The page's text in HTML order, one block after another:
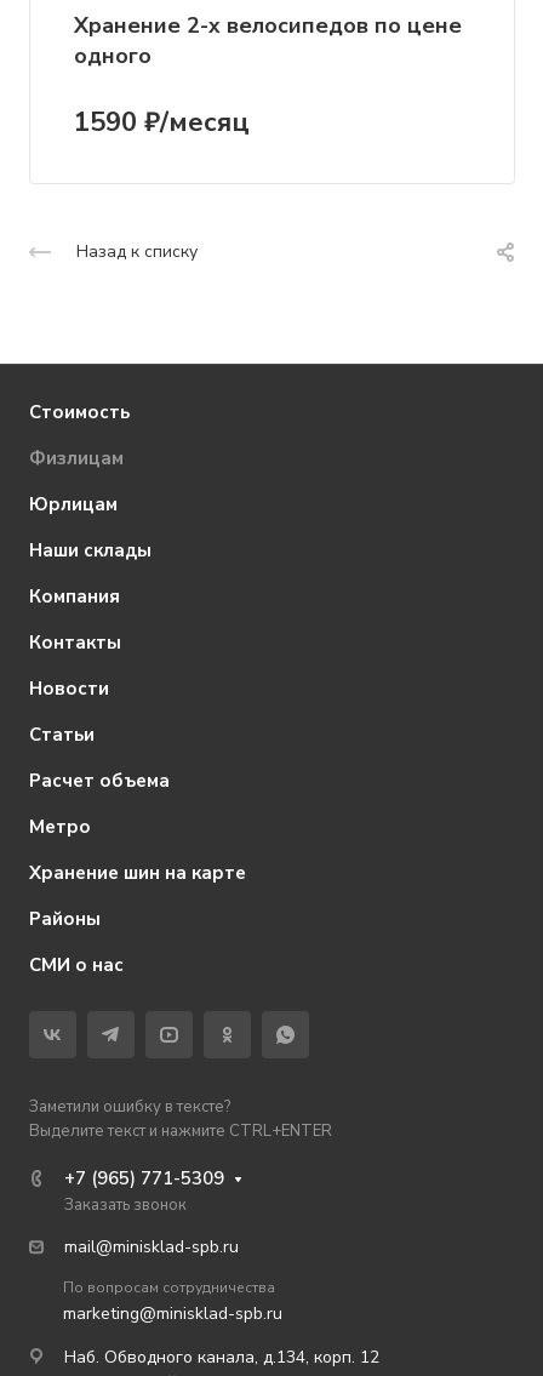
Хранение 2-х велосипедов по цене
одного
1590 ₽/месяц
Назад к списку
Стоимость
Физлицам
Юрлицам
Наши склады
Компания
Контакты
Новости
Статьи
Расчет объема
Метро
Хранение шин на карте
Районы
СМИ о нас
Заметили ошибку в тексте?
Выделите текст и нажмите CTRL+ENTER
+7 (965) 771-5309
Заказать звонок
По вопросам сотрудничества
marketing@minisklad-spb.ru
mail@minisklad-spb.ru
Наб. Обводного канала, д.134, корп. 12